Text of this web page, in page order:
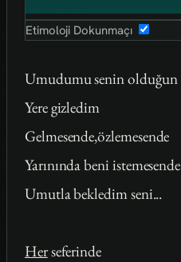
Etimoloji Dokunmaçı
Umudumu senin olduğun
Yere gizledim
Gelmesende,özlemesende
Yarınında beni istemesende
Umutla bekledim seni...
Herseferinde